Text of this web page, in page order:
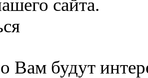
сайта.
Вам будут